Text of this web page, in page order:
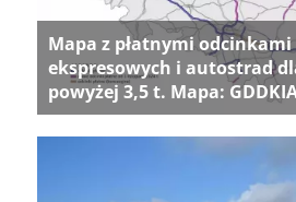
Mapa z płatnymi odcinkami
ekspresowych i autostrad
powyżej 3,5 t. Mapa: